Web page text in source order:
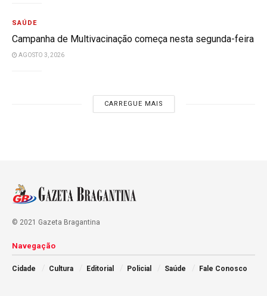
SAÚDE
Campanha de Multivacinação começa nesta segunda-feira
AGOSTO 3, 2026
CARREGUE MAIS
© 2021 Gazeta Bragantina
Navegação
Cidade Cultura Editorial Policial Saúde Fale Conosco